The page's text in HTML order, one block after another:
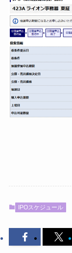
IPOスケジュール